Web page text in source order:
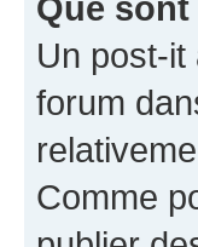
Un post-
forum
Comme